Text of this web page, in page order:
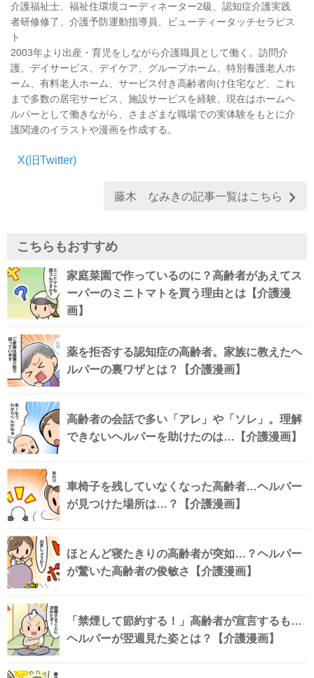
介護福祉士、福祉住環境コーディネーター2級、認知症介護実践
者研修修了、介護予防運動指導員、ビューティータッチセラピス
ト
2003年より出産・育児をしながら介護職員として働く。訪問介
護、デイサービス、デイケア、グループホーム、特別養護老人ホ
ーム、有料老人ホーム、サービス付き高齢者向け住宅など、これ
まで多数の居宅サービス、施設サービスを経験。現在はホームヘ
ルパーとして働きながら、さまざまな職場での実体験をもとに介
護関連のイラストや漫画を作成する。
X(旧Twitter)
藤木 なみきの記事一覧はこちら
こちらもおすすめ
家庭菜園で作っているのに？高齢者があえてス
ーパーのミニトマトを買う理由とは【介護漫
画】
薬を拒否する認知症の高齢者。家族に教えたヘ
ルパーの裏ワザとは？【介護漫画】
高齢者の会話で多い「アレ」や「ソレ」。理解
できないヘルパーを助けたのは…【介護漫画】
車椅子を残していなくなった高齢者…ヘルパー
が見つけた場所は…？【介護漫画】
ほとんど寝たきりの高齢者が突如…？ヘルパー
が驚いた高齢者の俊敏さ【介護漫画】
「禁煙して節約する！」高齢者が宣言するも…
ヘルパーが翌週見た姿とは？【介護漫画】